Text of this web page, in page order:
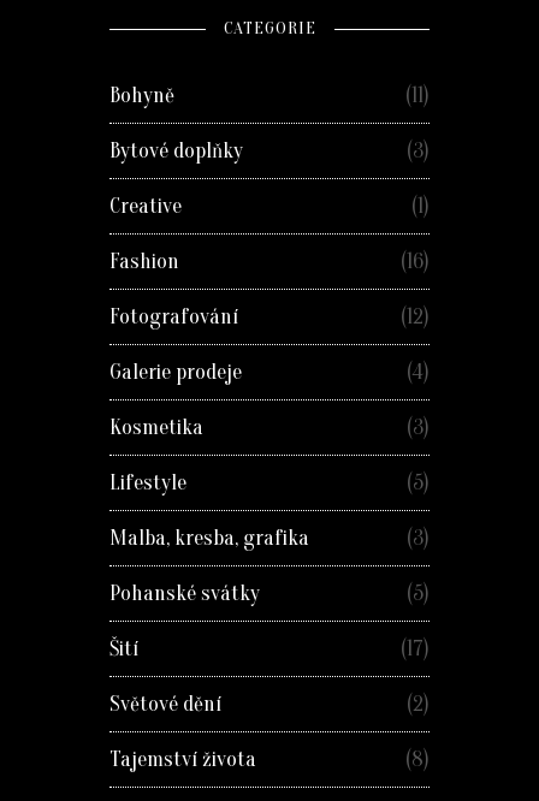
CATEGORIE
Bohyně (11)
Bytové doplňky (3)
Creative (1)
Fashion (16)
Fotografování (12)
Galerie prodeje (4)
Kosmetika (3)
Lifestyle (5)
Malba, kresba, grafika (3)
Pohanské svátky (5)
Šití (17)
Světové dění (2)
Tajemství života (8)